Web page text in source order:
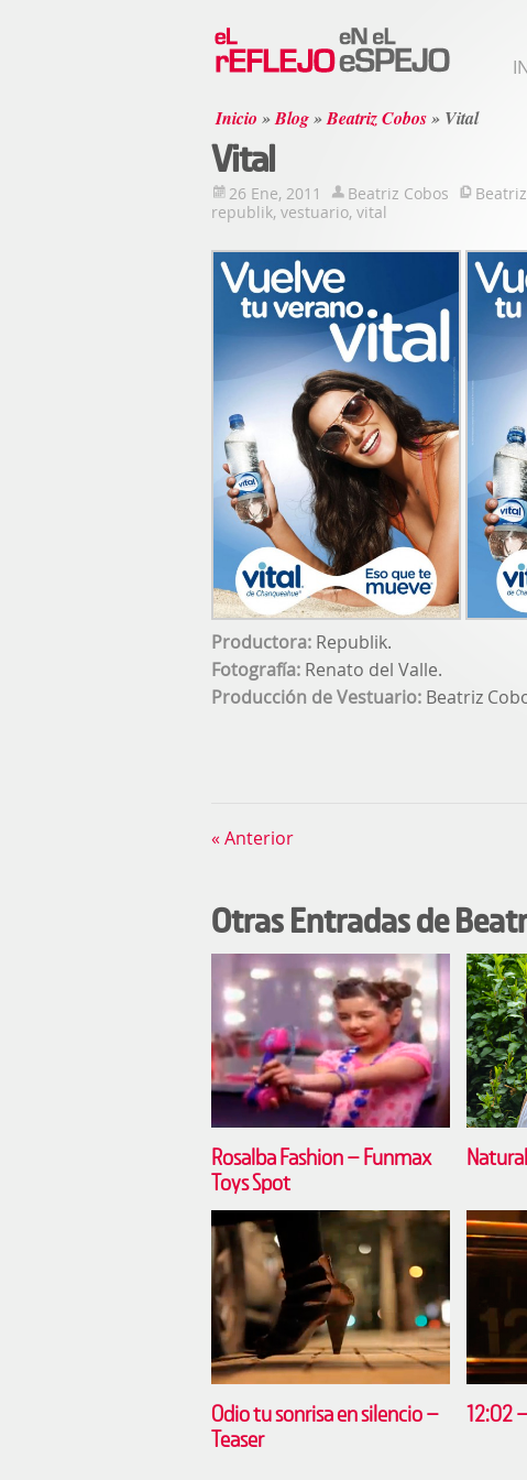
Inicio »Blog»Beatriz Cobos» Vital
Vital
26 Ene, 2011 Beatriz Cobos
republik, vestuario, vital
Productora: Republik.
Fotografía: Renato del Valle.
Producción de Vestuario: Beatriz
« Anterior
Otras Entradas de
Rosalba Fashion – Funmax
Toys Spot
Odio tu sonrisa en silencio –
Teaser
12:02